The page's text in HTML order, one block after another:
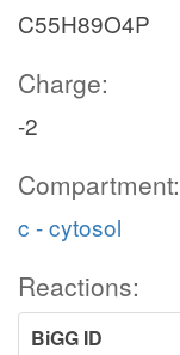
C55H89O4P
Charge:
-2
Compartment:
c - cytosol
Reactions:
BiGG ID